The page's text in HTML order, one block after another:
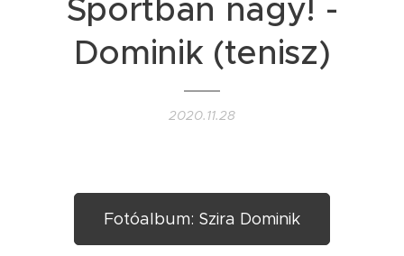
Sportban nagy! -
Dominik (tenisz)
2020.11.28
Fotóalbum: Szira Dominik